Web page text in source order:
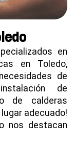
en
en Toledo,
de
de
de calderas
adecuado!
nos destacan